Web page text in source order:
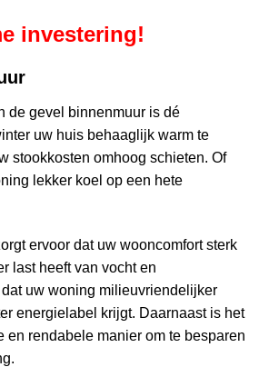
investering!
de gevel binnenmuur is dé
uw huis behaaglijk warm te
stookkosten omhoog schieten. Of
lekker koel op een hete
ervoor dat uw wooncomfort sterk
last heeft van vocht en
uw woning milieuvriendelijker
energielabel krijgt. Daarnaast is het
en rendabele manier om te besparen